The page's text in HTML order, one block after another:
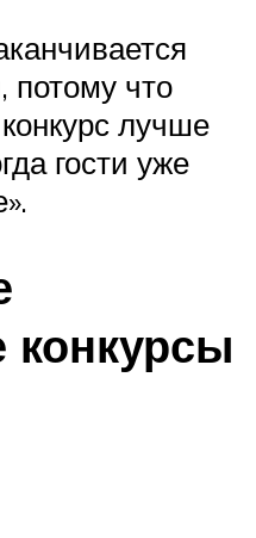
потому что
лучше
гости уже